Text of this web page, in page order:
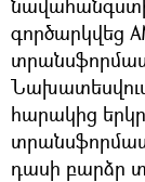
գործարկվեց
Նախատեսվում
հարակից
դասի բարձր